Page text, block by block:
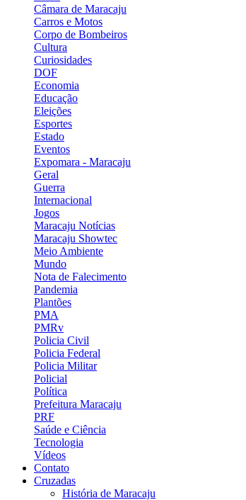
Câmara de Maracaju
Carros e Motos
Corpo de Bombeiros
Cultura
Curiosidades
DOF
Economia
Educação
Eleições
Esportes
Estado
Eventos
Expomara - Maracaju
Geral
Guerra
Internacional
Jogos
Maracaju Notícias
Maracaju Showtec
Meio Ambiente
Mundo
Nota de Falecimento
Pandemia
Plantões
PMA
PMRv
Policia Civil
Policia Federal
Policia Militar
Policial
Política
Prefeitura Maracaju
PRF
Saúde e Ciência
Tecnologia
Vídeos
Contato
Cruzadas
História de Maracaju